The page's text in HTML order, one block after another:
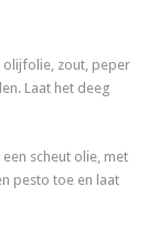
olijfolie, zout, peper
Laat het deeg
scheut olie, met
pesto toe en laat